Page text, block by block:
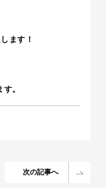
ます！
。
次の記事へ